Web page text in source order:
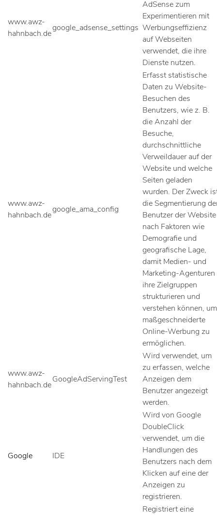
www.awz-
hahnbach.de
google_adsense_settings
AdSense zum
Experimentieren mit
Werbungseffizienz
auf Webseiten
verwendet, die ihre
Dienste nutzen.
www.awz-
hahnbach.de
google_ama_config
Erfasst statistische
Daten zu Website-
Besuchen des
Benutzers, wie z. B.
die Anzahl der
Besuche,
durchschnittliche
Verweildauer auf der
Website und welche
Seiten geladen
wurden. Der Zweck
die Segmentierung
Benutzer der Website
nach Faktoren wie
Demografie und
geografische Lage,
damit Medien- und
Marketing-Agenturen
ihre Zielgruppen
strukturieren und
verstehen können, um
maßgeschneiderte
Online-Werbung zu
ermöglichen.
www.awz-
hahnbach.de
GoogleAdServingTest
Wird verwendet, um
zu erfassen, welche
Anzeigen dem
Benutzer angezeigt
werden.
Google IDE
Wird von Google
DoubleClick
verwendet, um die
Handlungen des
Benutzers nach dem
Klicken auf eine der
Anzeigen zu
registrieren.
Registriert eine